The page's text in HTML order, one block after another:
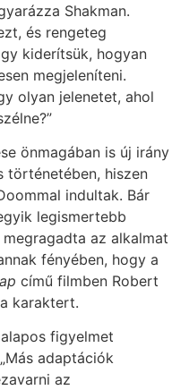
Shakman.
és rengeteg
kiderítsük, hogyan
megjeleníteni.
olyan jelenetet, ahol
önmagában is új irány
történetében, hiszen
indultak. Bár
legismertebb
az alkalmat
fényében, hogy a
című filmben Robert
karaktert.
figyelmet
adaptációk
az